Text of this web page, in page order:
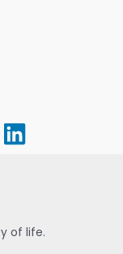
of life.